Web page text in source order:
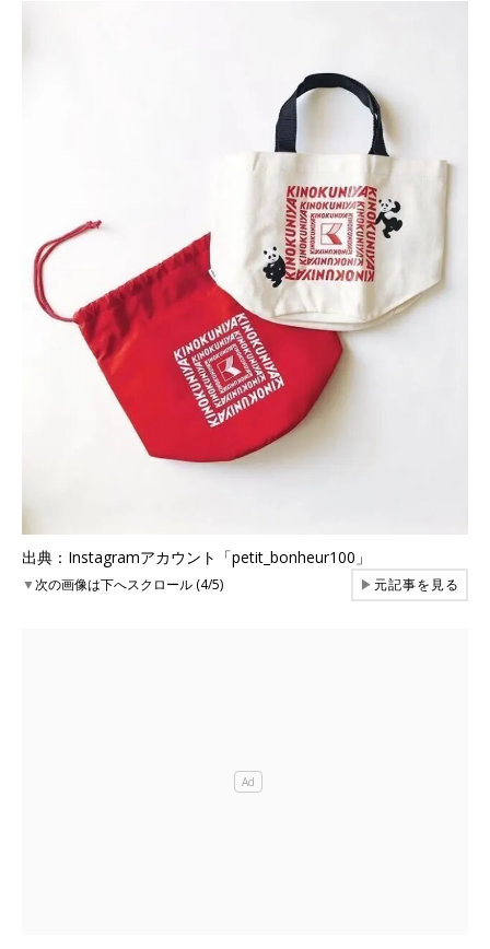
出典：Instagramアカウント「petit_bonheur100」
▼次の画像は下へスクロール (4/5) ▶元記事を見る